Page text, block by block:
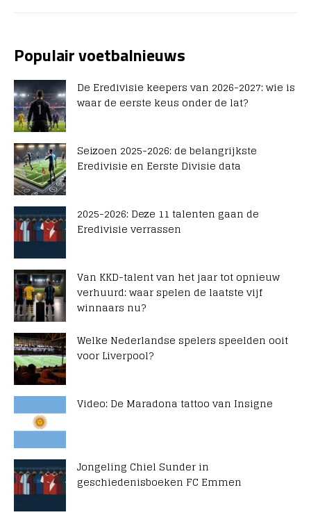
Populair voetbalnieuws
De Eredivisie keepers van 2026-2027: wie is
waar de eerste keus onder de lat?
Seizoen 2025-2026: de belangrijkste
Eredivisie en Eerste Divisie data
2025-2026: Deze 11 talenten gaan de
Eredivisie verrassen
Van KKD-talent van het jaar tot opnieuw
verhuurd: waar spelen de laatste vijf
winnaars nu?
Welke Nederlandse spelers speelden ooit
voor Liverpool?
Video: De Maradona tattoo van Insigne
Jongeling Chiel Sunder in
geschiedenisboeken FC Emmen